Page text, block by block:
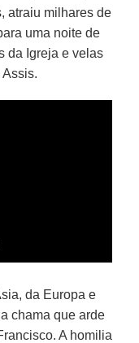
atraiu milhares de
uma noite de
da Igreja e velas
da Europa e
chama que arde
A homilia